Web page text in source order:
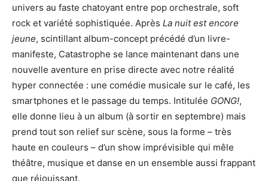
univers au faste chatoyant entre pop orchestrale, soft
rock et variété sophistiquée. Après La nuit est encore
jeune, scintillant album-concept précédé d’un livre-
manifeste, Catastrophe se lance maintenant dans une
nouvelle aventure en prise directe avec notre réalité
hyper connectée : une comédie musicale sur le café, les
smartphones et le passage du temps. Intitulée GONG!,
elle donne lieu à un album (à sortir en septembre) mais
prend tout son relief sur scène, sous la forme – très
haute en couleurs – d’un show imprévisible qui mêle
théâtre, musique et danse en un ensemble aussi frappant
que réjouissant.